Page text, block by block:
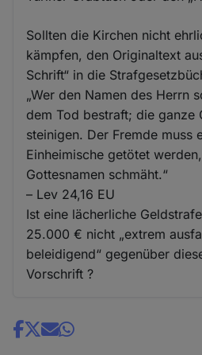
Sollten die Kirchen nicht
kämpfen, den Originaltext
Schrift“ in die
„Wer den Namen des Herrn
dem Tod bestraft; die ganze
steinigen. Der Fremde muss
Einheimische getötet
Gottesnamen schmäht.“
– Lev 24,16 EU
Ist eine lächerliche
25.000 € nicht „extrem
beleidigend“ gegenüber
Vorschrift ?
Share